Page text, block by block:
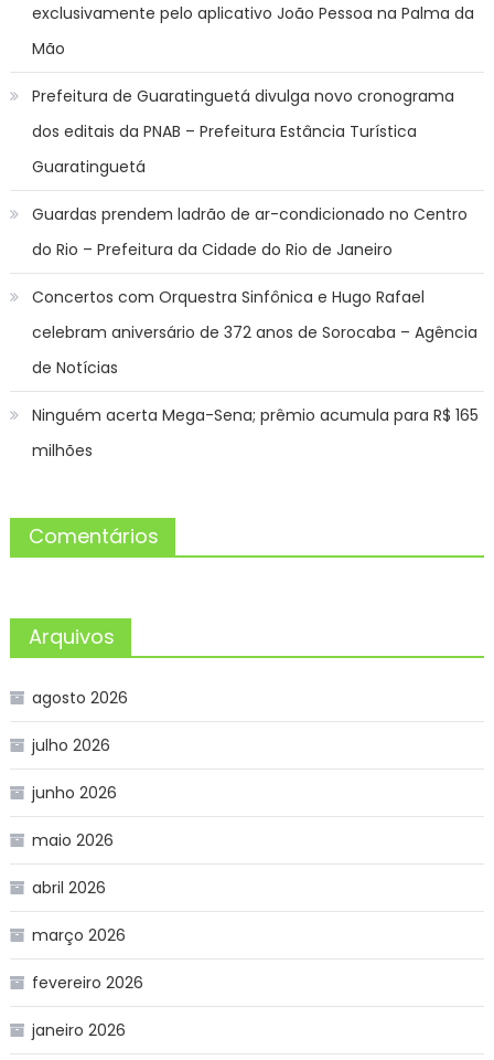
exclusivamente pelo aplicativo João Pessoa na Palma da
Mão
Prefeitura de Guaratinguetá divulga novo cronograma
dos editais da PNAB – Prefeitura Estância Turística
Guaratinguetá
Guardas prendem ladrão de ar-condicionado no Centro
do Rio – Prefeitura da Cidade do Rio de Janeiro
Concertos com Orquestra Sinfônica e Hugo Rafael
celebram aniversário de 372 anos de Sorocaba – Agência
de Notícias
Ninguém acerta Mega-Sena; prêmio acumula para R$ 165
milhões
Comentários
Arquivos
agosto 2026
julho 2026
junho 2026
maio 2026
abril 2026
março 2026
fevereiro 2026
janeiro 2026